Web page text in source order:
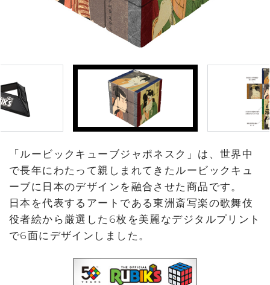
「ルービックキューブジャポネスク」は、世界中
で長年にわたって親しまれてきたルービックキュ
ーブに日本のデザインを融合させた商品です。
日本を代表するアートである東洲斎写楽の歌舞伎
役者絵から厳選した6枚を美麗なデジタルプリント
で6面にデザインしました。